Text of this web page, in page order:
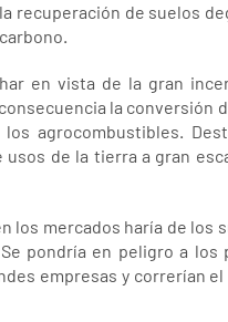
recuperación de suelos
en vista de la gran
la conversión
agrocombustibles.
de la tierra a gran
los mercados haría de los
pondría en peligro a los
empresas y correrían